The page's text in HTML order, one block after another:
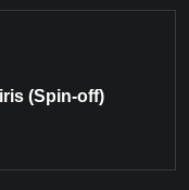
(Spin-off)